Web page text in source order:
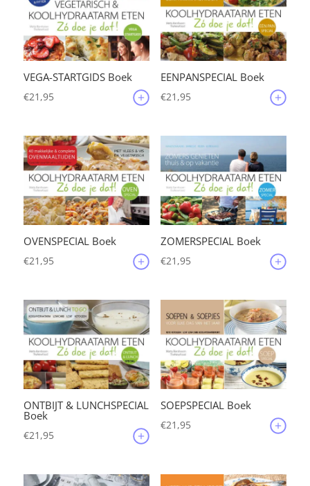
VEGA-STARTGIDS Boek
€21,95
EENPANSPECIAL Boek
€21,95
OVENSPECIAL Boek
€21,95
ZOMERSPECIAL Boek
€21,95
ONTBIJT & LUNCHSPECIAL
Boek
€21,95
SOEPSPECIAL Boek
€21,95